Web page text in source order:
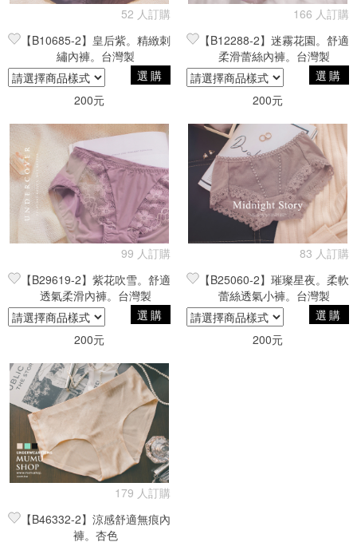
52 人訂購
【B10685-2】皇后紫。精緻刺
繡內褲。台灣製
選購
200元
166 人訂購
【B12288-2】迷霧花園。舒適
柔滑蕾絲內褲。台灣製
選購
200元
99 人訂購
【B29619-2】紫花吹雪。舒適
透氣柔滑內褲。台灣製
選購
200元
83 人訂購
【B25060-2】璀璨星夜。柔軟
蕾絲透氣小褲。台灣製
選購
200元
179 人訂購
【B46332-2】涼感舒適無痕內
褲。杏色